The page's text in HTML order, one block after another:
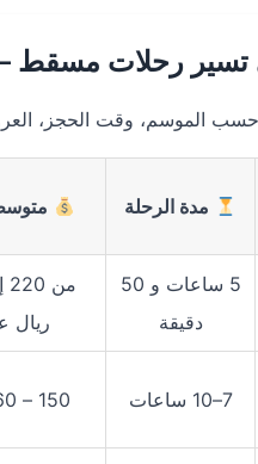
تسير رحلات مسقط –
حسب الموسم، وقت الحجز،
مدة الرحلة
5 ساعات و 50
دقيقة
ريال
7–10 ساعات 150 – 260 ريال